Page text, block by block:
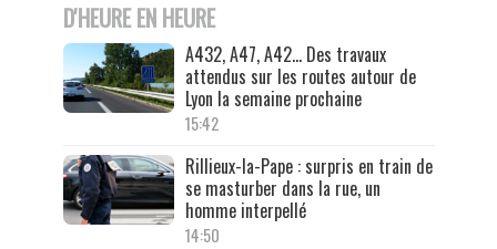
D'HEURE EN HEURE
A432, A47, A42… Des travaux
attendus sur les routes autour de
Lyon la semaine prochaine
15:42
Rillieux-la-Pape : surpris en train de
se masturber dans la rue, un
homme interpellé
14:50